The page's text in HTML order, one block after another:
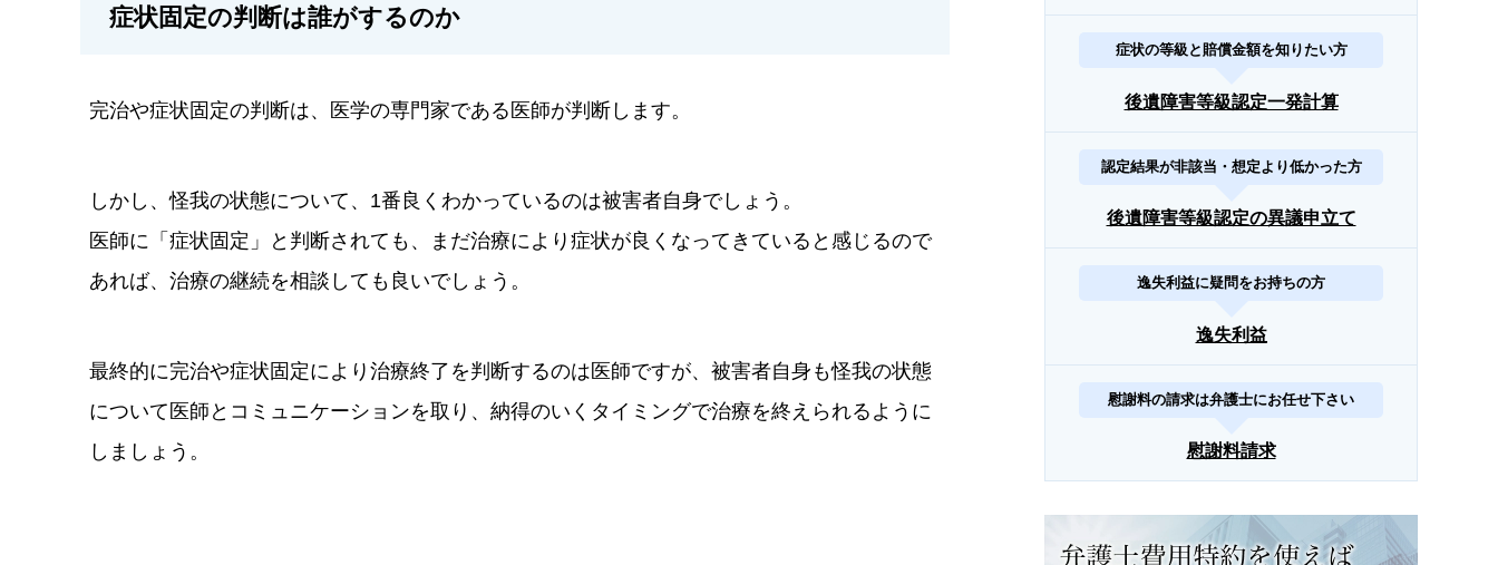
症状固定の判断は誰がするのか
完治や症状固定の判断は、医学の専門家である医師が判断します。
しかし、怪我の状態について、1番良くわかっているのは被害者自身でしょう。
医師に「症状固定」と判断されても、まだ治療により症状が良くなってきていると感じるので
あれば、治療の継続を相談しても良いでしょう。
最終的に完治や症状固定により治療終了を判断するのは医師ですが、被害者自身も怪我の状態
について医師とコミュニケーションを取り、納得のいくタイミングで治療を終えられるように
しましょう。
症状の等級と賠償金額を知りたい方
後遺障害等級認定一発計算
認定結果が非該当・想定より低かった方
後遺障害等級認定の異議申立て
逸失利益に疑問をお持ちの方
逸失利益
慰謝料の請求は弁護士にお任せ下さい
慰謝料請求